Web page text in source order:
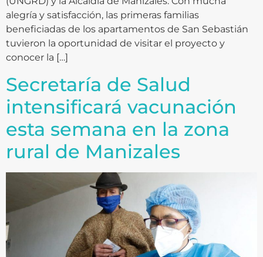
alegría y satisfacción, las primeras familias
beneficiadas de los apartamentos de San Sebastián
tuvieron la oportunidad de visitar el proyecto y
conocer la […]
Secretaría de Salud
intensificará vacunación
esta semana en la zona
rural de Manizales